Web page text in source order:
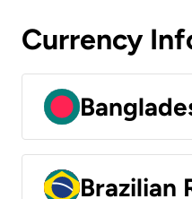
Currency
Brazilian